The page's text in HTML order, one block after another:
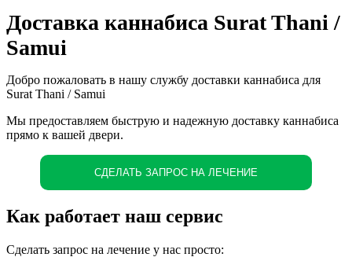
Доставка каннабиса Surat Thani /
Samui
Добро пожаловать в нашу службу доставки каннабиса для
Surat Thani / Samui
Мы предоставляем быструю и надежную доставку каннабиса
прямо к вашей двери.
СДЕЛАТЬ ЗАПРОС НА ЛЕЧЕНИЕ
Как работает наш сервис
Сделать запрос на лечение у нас просто: